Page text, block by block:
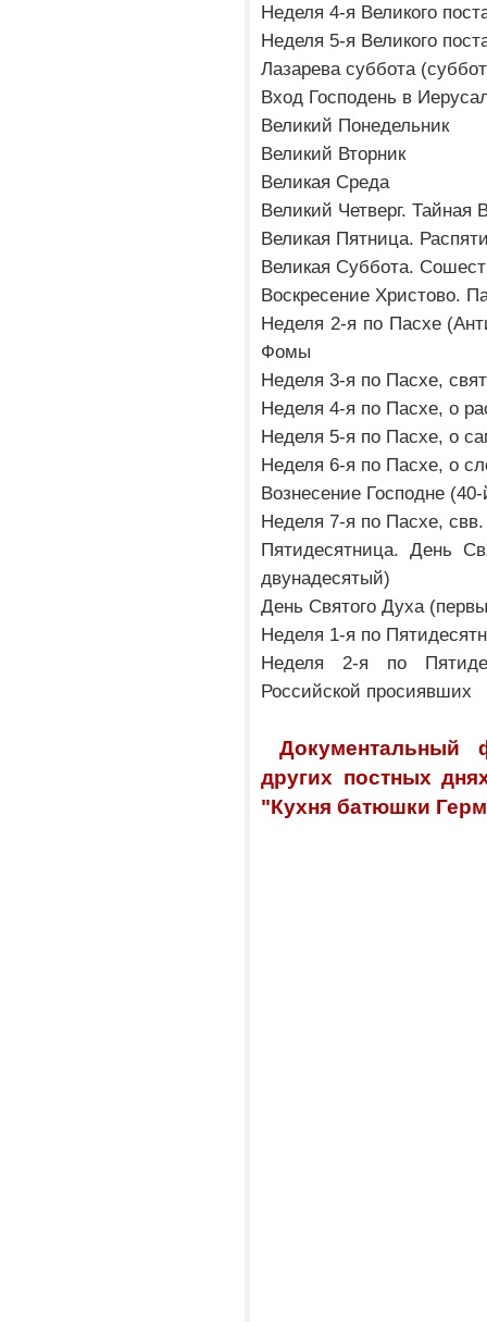
Неделя 4-я Великого
Неделя 5-я Великого
Лазарева суббота
Вход Господень в
Великий Понедельник
Великий Вторник
Великая Среда
Великий Четверг. Тайная
Великая Пятница.
Великая Суббота.
Воскресение Христово.
Неделя 2-я по Пасхе
Фомы
Неделя 3-я по Пасхе,
Неделя 4-я по Пасхе, о
Неделя 5-я по Пасхе, о
Неделя 6-я по Пасхе, о
Вознесение Господне
Неделя 7-я по Пасхе,
Пятидесятница. День
двунадесятый)
День Святого Духа
Неделя 1-я по
Неделя 2-я по
Российской просиявших
других постных
"Кухня батюшки